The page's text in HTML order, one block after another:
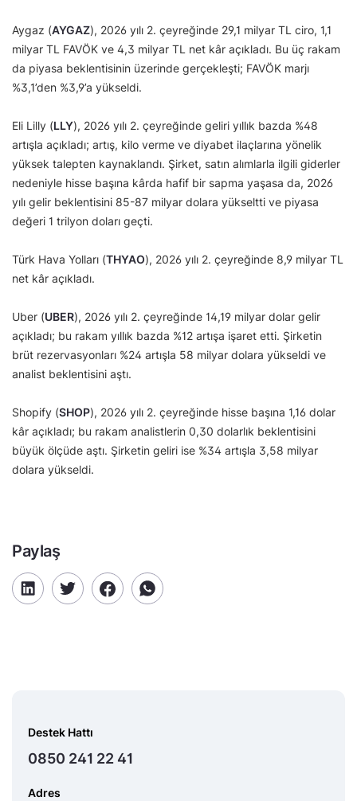
Aygaz (AYGAZ), 2026 yılı 2. çeyreğinde 29,1 milyar TL ciro, 1,1
milyar TL FAVÖK ve 4,3 milyar TL net kâr açıkladı. Bu üç rakam
da piyasa beklentisinin üzerinde gerçekleşti; FAVÖK marjı
%3,1’den %3,9’a yükseldi.
Eli Lilly (LLY), 2026 yılı 2. çeyreğinde geliri yıllık bazda %48
artışla açıkladı; artış, kilo verme ve diyabet ilaçlarına yönelik
yüksek talepten kaynaklandı. Şirket, satın alımlarla ilgili giderler
nedeniyle hisse başına kârda hafif bir sapma yaşasa da, 2026
yılı gelir beklentisini 85-87 milyar dolara yükseltti ve piyasa
değeri 1 trilyon doları geçti.
Türk Hava Yolları (THYAO), 2026 yılı 2. çeyreğinde 8,9 milyar TL
net kâr açıkladı.
Uber (UBER), 2026 yılı 2. çeyreğinde 14,19 milyar dolar gelir
açıkladı; bu rakam yıllık bazda %12 artışa işaret etti. Şirketin
brüt rezervasyonları %24 artışla 58 milyar dolara yükseldi ve
analist beklentisini aştı.
Shopify (SHOP), 2026 yılı 2. çeyreğinde hisse başına 1,16 dolar
kâr açıkladı; bu rakam analistlerin 0,30 dolarlık beklentisini
büyük ölçüde aştı. Şirketin geliri ise %34 artışla 3,58 milyar
dolara yükseldi.
Paylaş
Destek Hattı
0850 241 22 41
Adres